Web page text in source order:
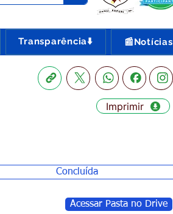
Transparência⬇️ 📰Notícias
Imprimir
Concluída
Acessar Pasta no Drive